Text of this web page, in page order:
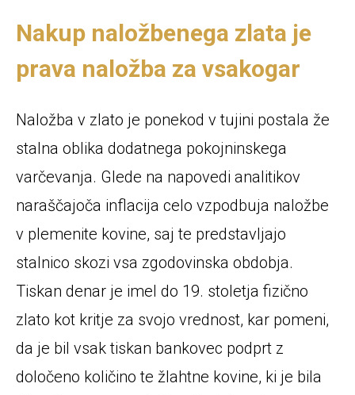
Nakup naložbenega zlata je
prava naložba za vsakogar
Naložba v zlato je ponekod v tujini postala že
stalna oblika dodatnega pokojninskega
varčevanja. Glede na napovedi analitikov
naraščajoča inflacija celo vzpodbuja naložbe
v plemenite kovine, saj te predstavljajo
stalnico skozi vsa zgodovinska obdobja.
Tiskan denar je imel do 19. stoletja fizično
zlato kot kritje za svojo vrednost, kar pomeni,
da je bil vsak tiskan bankovec podprt z
določeno količino te žlahtne kovine, ki je bila